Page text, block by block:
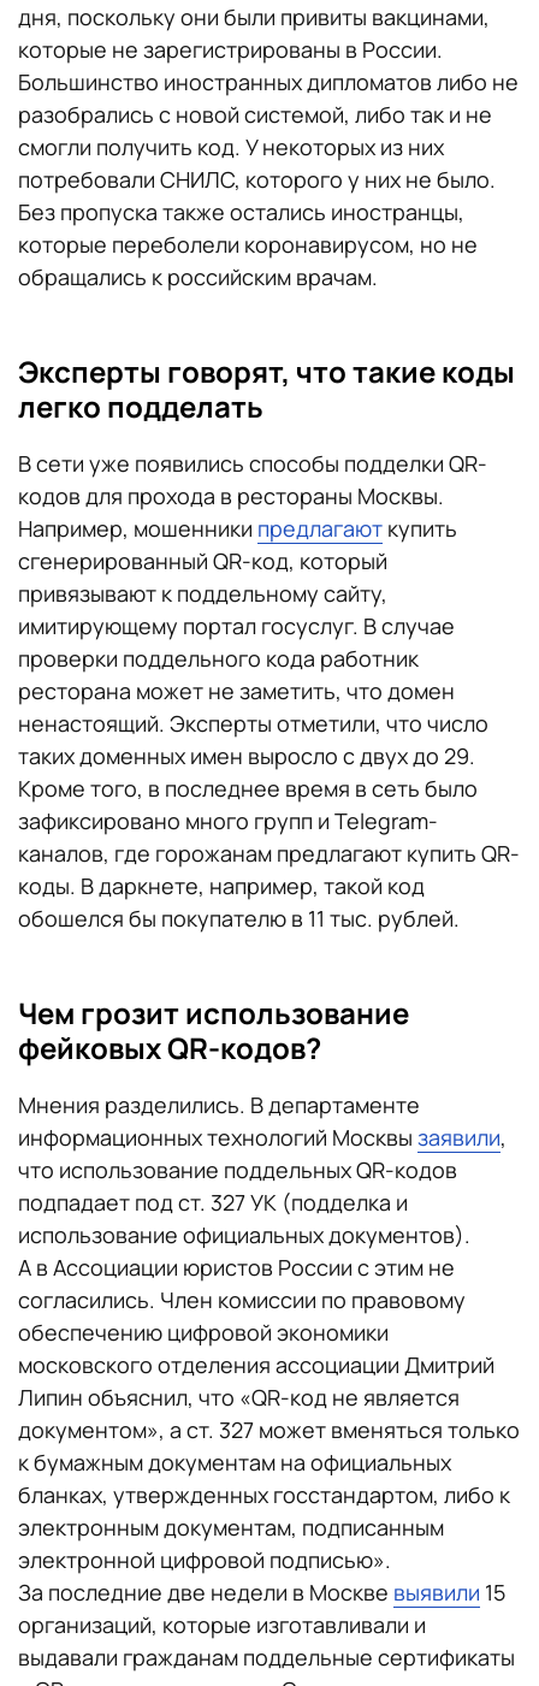
дня, поскольку они были привиты вакцинами,
которые не зарегистрированы в России.
Большинство иностранных дипломатов либо не
разобрались с новой системой, либо так и не
смогли получить код. У некоторых из них
потребовали СНИЛС, которого у них не было.
Без пропуска также остались иностранцы,
которые переболели коронавирусом, но не
обращались к российским врачам.
Эксперты говорят, что такие коды
легко подделать
В сети уже появились способы подделки QR-
кодов для прохода в рестораны Москвы.
Например, мошенники предлагают купить
сгенерированный QR-код, который
привязывают к поддельному сайту,
имитирующему портал госуслуг. В случае
проверки поддельного кода работник
ресторана может не заметить, что домен
ненастоящий. Эксперты отметили, что число
таких доменных имен выросло с двух до 29.
Кроме того, в последнее время в сеть было
зафиксировано много групп и Telegram-
каналов, где горожанам предлагают купить QR-
коды. В даркнете, например, такой код
обошелся бы покупателю в 11 тыс. рублей.
Чем грозит использование
фейковых QR-кодов?
Мнения разделились. В департаменте
информационных технологий Москвы заявили,
что использование поддельных QR-кодов
подпадает под ст. 327 УК (подделка и
использование официальных документов).
А в Ассоциации юристов России с этим не
согласились. Член комиссии по правовому
обеспечению цифровой экономики
московского отделения ассоциации Дмитрий
Липин объяснил, что «QR-код не является
документом», а ст. 327 может вменяться только
к бумажным документам на официальных
бланках, утвержденных госстандартом, либо к
электронным документам, подписанным
электронной цифровой подписью».
За последние две недели в Москве выявили 15
организаций, которые изготавливали и
выдавали гражданам поддельные сертификаты